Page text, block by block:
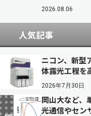
2026.08.06
人気記事
ニコン、新
体露光工程を
2026年7月30日
岡山大など
光通信やセン